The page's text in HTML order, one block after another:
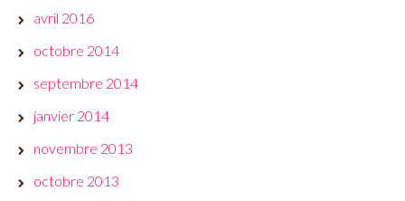
avril 2016
octobre 2014
septembre 2014
janvier 2014
novembre 2013
octobre 2013